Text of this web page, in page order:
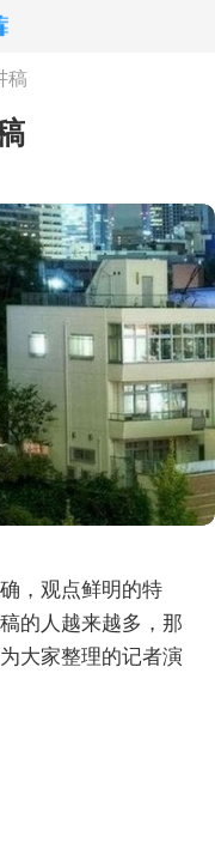
稿
，观点鲜明的特
的人越来越多，那
大家整理的记者演